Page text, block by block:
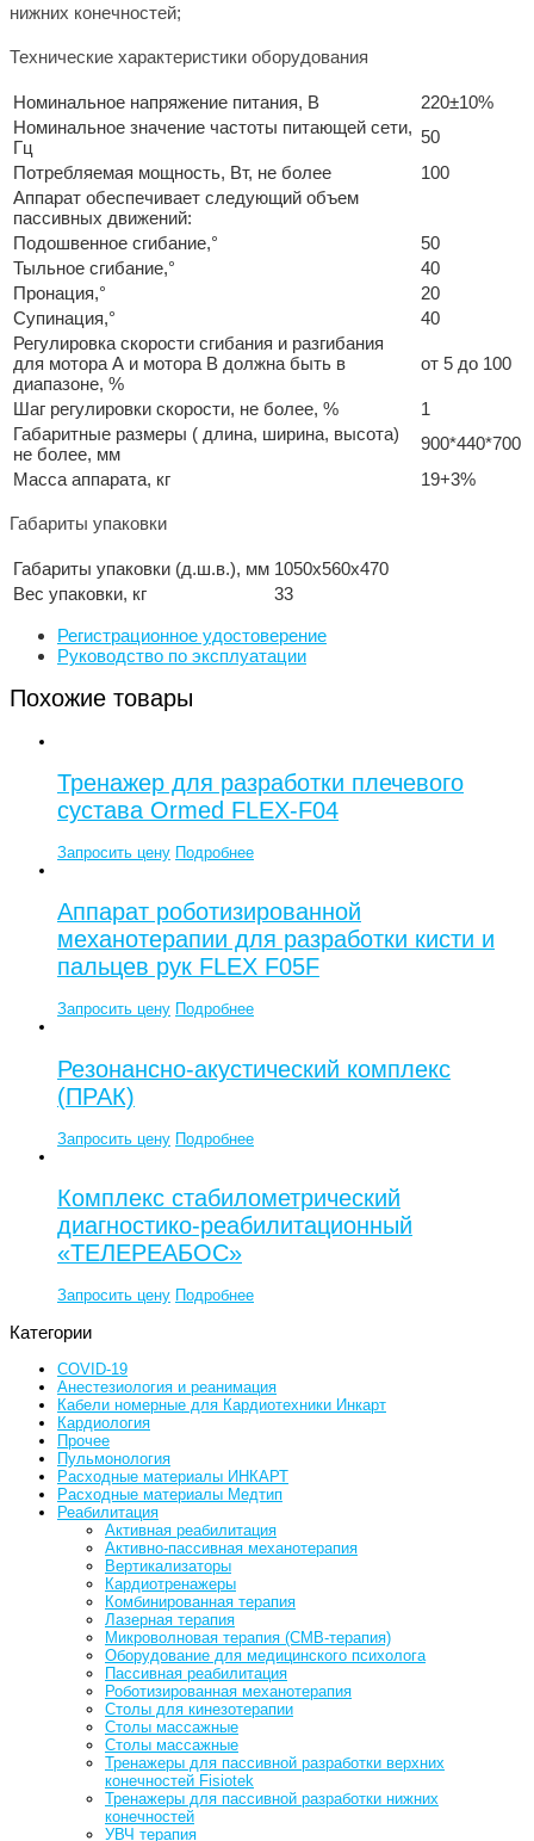
нижних конечностей;
Технические характеристики оборудования
Номинальное напряжение питания, В
220±10%
Номинальное значение частоты питающей сети,
Гц
50
Потребляемая мощность, Вт, не более
100
Аппарат обеспечивает следующий объем
пассивных движений:
Подошвенное сгибание,°
50
Тыльное сгибание,°
40
Пронация,°
20
Супинация,°
40
Регулировка скорости сгибания и разгибания
для мотора А и мотора В должна быть в
диапазоне, %
от 5 до 100
Шаг регулировки скорости, не более, %
1
Габаритные размеры ( длина, ширина, высота)
не более, мм
900*440*700
Масса аппарата, кг
19+3%
Габариты упаковки
Габариты упаковки (д.ш.в.), мм 1050х560х470
Вес упаковки, кг
33
Регистрационное удостоверение
Руководство по эксплуатации
Похожие товары
Тренажер для разработки плечевого
сустава Ormed FLEX-F04
Запросить цену Подробнее
Аппарат роботизированной
механотерапии для разработки кисти и
пальцев рук FLEX F05F
Запросить цену Подробнее
Резонансно-акустический комплекс
(ПРАК)
Запросить цену Подробнее
Комплекс стабилометрический
диагностико-реабилитационный
«ТЕЛЕРЕАБОС»
Запросить цену Подробнее
Категории
COVID-19
Анестезиология и реанимация
Кабели номерные для Кардиотехники Инкарт
Кардиология
Прочее
Пульмонология
Расходные материалы ИНКАРТ
Расходные материалы Медтип
Реабилитация
Активная реабилитация
Активно-пассивная механотерапия
Вертикализаторы
Кардиотренажеры
Комбинированная терапия
Лазерная терапия
Микроволновая терапия (СМВ-терапия)
Оборудование для медицинского психолога
Пассивная реабилитация
Роботизированная механотерапия
Столы для кинезотерапии
Столы массажные
Столы массажные
Тренажеры для пассивной разработки верхних
конечностей Fisiotek
Тренажеры для пассивной разработки нижних
конечностей
УВЧ терапия